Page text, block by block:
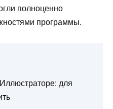
полноценно
программы.
для